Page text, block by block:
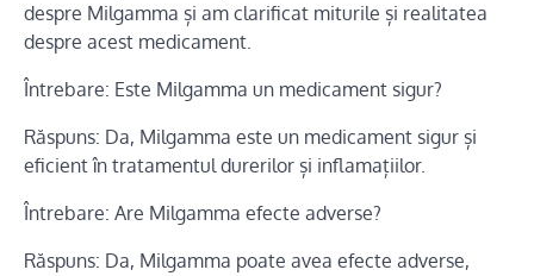
despre Milgamma și am clarificat miturile și realitatea
despre acest medicament.
Întrebare: Este Milgamma un medicament sigur?
Răspuns: Da, Milgamma este un medicament sigur și
eficient în tratamentul durerilor și inflamațiilor.
Întrebare: Are Milgamma efecte adverse?
Răspuns: Da, Milgamma poate avea efecte adverse,